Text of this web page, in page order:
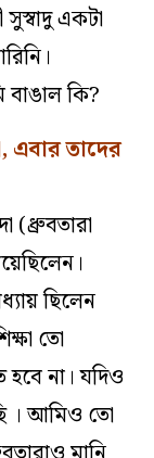
সুস্বাদু একটা
বাঙাল কি?
এবার তাদের
(ধ্রুবতারা
ছিলেন
তো
হবে না। যদিও
। আমিও তো